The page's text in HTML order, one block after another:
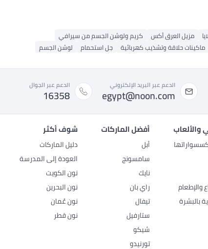
مزيل العرق أكس
كريم ولوشن الجسم من سيرافي
ماكينات حلاقة وتشذيب كهربائية جل استحمام
لوشن الجسم
الدعم عبر البريد الإلكتروني
egypt@noon.com
الدعم عبر الجوال
16358
والألعاب
والإطعام
بالبشرة
أفضل الماركات
أبل
سامسونج
نايك
راي بان
تيفال
ستارفيل
شيكو
تورنيدو
شوف أكثر
دليل الماركات
العودة إلى المدرسة
نون الكويت
نون البحرين
نون عُمان
نون قطر